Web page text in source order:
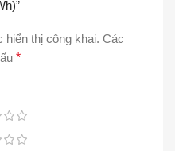
thị công khai. Các
*